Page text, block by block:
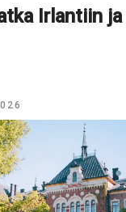
Irlantiin